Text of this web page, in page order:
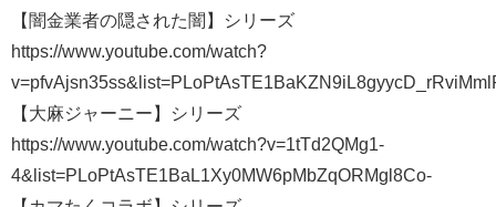
【闇金業者の隠された闇】シリーズ
https://www.youtube.com/watch?
【大麻ジャーニー】シリーズ
https://www.youtube.com/watch?v=1tTd2QMg1-
4&list=PLoPtAsTE1BaL1Xy0MW6pMbZqORMgl8Co-